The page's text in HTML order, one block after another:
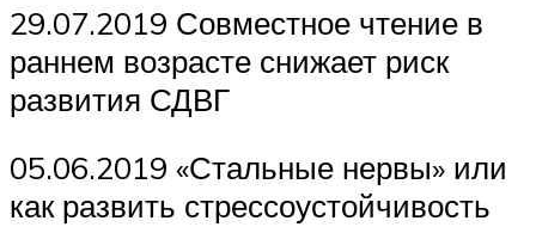
29.07.2019 Совместное чтение в
раннем возрасте снижает риск
развития СДВГ
05.06.2019 «Стальные нервы» или
как развить стрессоустойчивость